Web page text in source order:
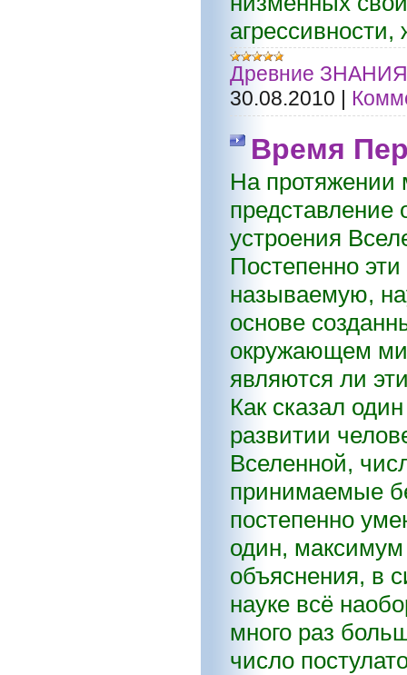
агрессивности,
Древние ЗНАНИЯ
30.08.2010 |
Время
На протяжении
устроения
Постепенно
называемую,
основе
окружающем
являются ли
Как сказал
развитии
Вселенной,
принимаемые
постепенно
один, максимум
объяснения, в
науке всё
много раз
число